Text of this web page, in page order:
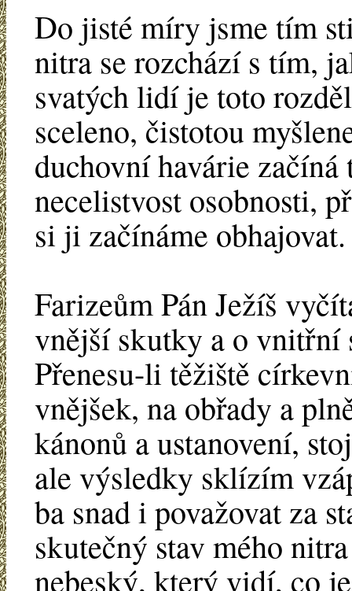
Do jisté míry jsme tím
nitra se rozchází s tím,
svatých lidí je toto
sceleno, čistotou
duchovní havárie
necelistvost osobnosti,
si ji začínáme obhajovat.
Farizeům Pán Ježíš
vnější skutky a o vnitřní
Přenesu-li těžiště
vnějšek, na obřady a
kánonů a ustanovení,
ale výsledky sklízím
ba snad i považovat za
skutečný stav mého
nebeský, který vidí, co